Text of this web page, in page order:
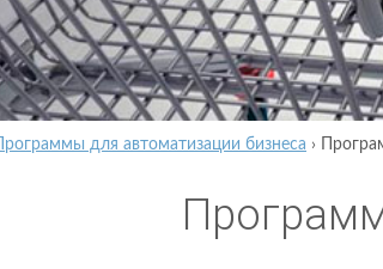
Программы для автоматизации бизнеса ›